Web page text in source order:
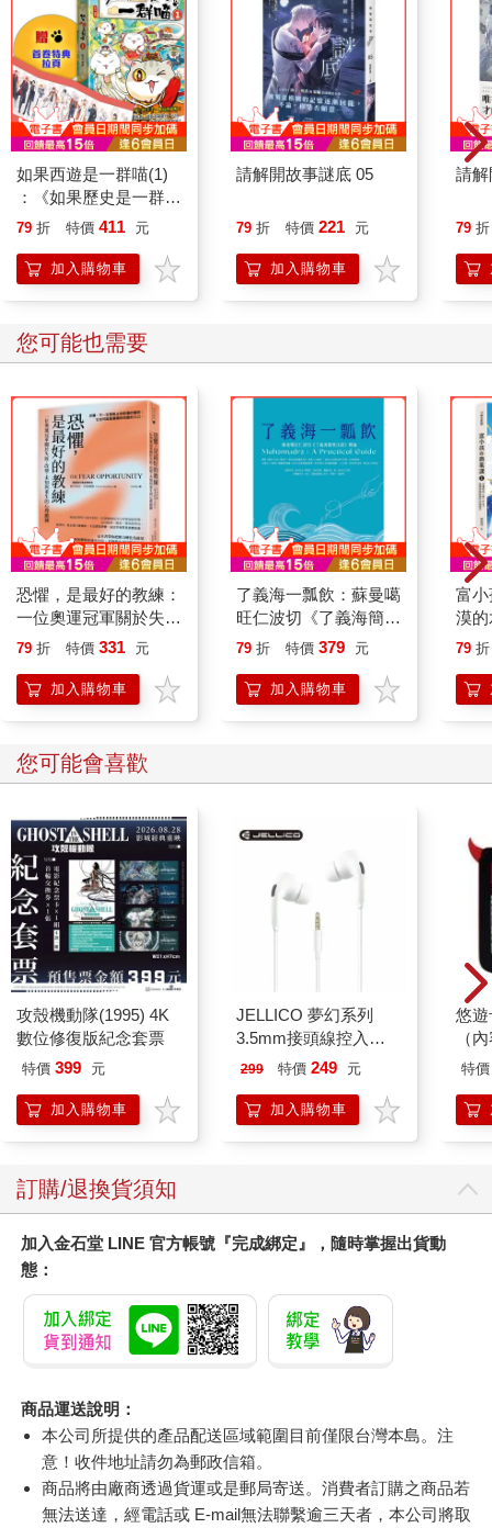
如果西遊是一群喵(1)
：《如果歷史是一群
喵》作者最新力作，附
79 折 特價 411 元
加入購物車
請解開故事謎底 05
79 折 特價 221 元
加入購物車
請解
79 折
您可能也需要
恐懼，是最好的教練：
一位奧運冠軍關於失
敗、改變、未知與重生
79 折 特價 331 元
加入購物車
了義海一瓢飲：蘇曼噶
旺仁波切《了義海簡要
注疏》釋論
79 折 特價 379 元
加入購物車
富
漠
懂商
79 折
您可能會喜歡
攻殼機動隊(1995) 4K
數位修復版紀念套票
特價 399 元
加入購物車
JELLICO 夢幻系列
3.5mm接頭線控入耳
式耳機 JEE-X12-WT
299 特價 249 元
加入購物車
悠
（
特價
訂購/退換貨須知
加入金石堂 LINE 官方帳號『完成綁定』，隨時掌握出貨動
態：
商品運送說明：
本公司所提供的產品配送區域範圍目前僅限台灣本島。注
意！收件地址請勿為郵政信箱。
商品將由廠商透過貨運或是郵局寄送。消費者訂購之商品若
無法送達，經電話或 E-mail無法聯繫逾三天者，本公司將取